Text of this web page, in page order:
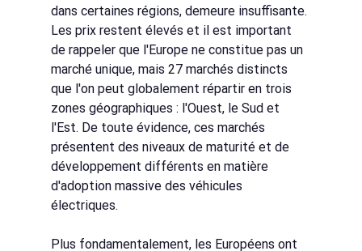
dans certaines régions, demeure insuffisante.
Les prix restent élevés et il est important
de rappeler que l'Europe ne constitue pas un
marché unique, mais 27 marchés distincts
que l'on peut globalement répartir en trois
zones géographiques : l'Ouest, le Sud et
l'Est. De toute évidence, ces marchés
présentent des niveaux de maturité et de
développement différents en matière
d'adoption massive des véhicules
électriques.
Plus fondamentalement, les Européens ont